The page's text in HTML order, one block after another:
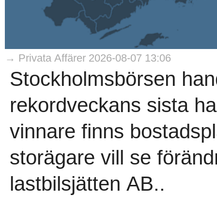
→ Privata Affärer 2026-08-07 13:06
Stockholmsbörsen
rekordveckans sista
vinnare finns
storägare vill se
lastbilsjätten AB..